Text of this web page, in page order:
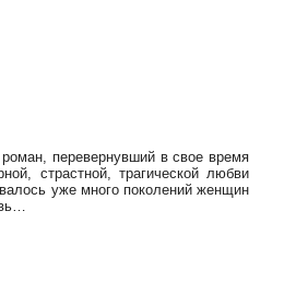
перевернувший в свое время
страстной, трагической любви
уже много поколений женщин